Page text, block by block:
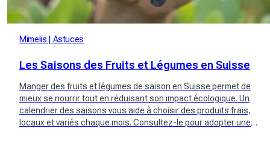
Mimelis Astuces
Les Saisons des Fruits et Légumes en Suisse
Manger des fruits et légumes de saison en Suisse permet de
mieux se nourrir tout en réduisant son impact écologique. Un
calendrier des saisons vous aide à choisir des produits frais,
locaux et variés chaque mois. Consultez-le pour adopter une